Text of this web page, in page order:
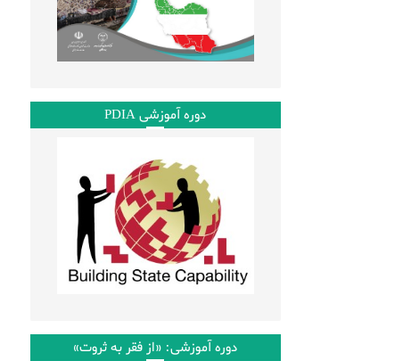
دوره آموزشی PDIA
دوره آموزشی: «از فقر به ثروت»